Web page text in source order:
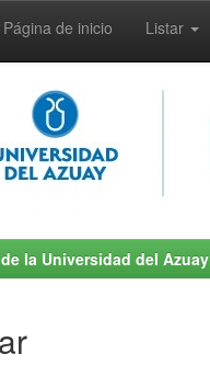
Página de inicio Listar
la Universidad del Azuay